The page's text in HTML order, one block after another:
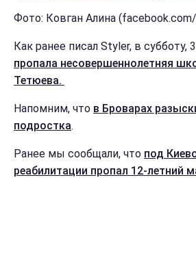
Фото: Ковган Алина
Как ранее писал Styler, в субботу,
пропала несовершеннолетняя
Тетюева.
Напомним, что в Броварах
подростка.
Ранее мы сообщали, что под
реабилитации пропал 12-летний